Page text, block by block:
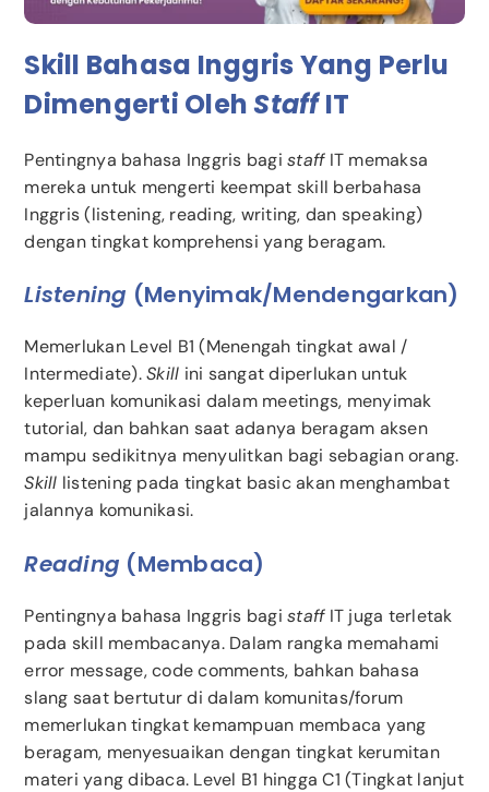
Skill Bahasa Inggris Yang Perlu
Dimengerti OlehStaffIT
Pentingnya bahasa Inggris bagistaffIT memaksa
mereka untuk mengerti keempat skill berbahasa
Inggris (listening, reading, writing, dan speaking)
dengan tingkat komprehensi yang beragam.
Listening (menyimak/mendengarkan)
Memerlukan Level B1 (Menengah tingkat awal /
Intermediate).Skill ini sangat diperlukan untuk
keperluan komunikasi dalam meetings, menyimak
tutorial, dan bahkan saat adanya beragam aksen
mampu sedikitnya menyulitkan bagi sebagian orang.
Skill listening pada tingkat basic akan menghambat
jalannya komunikasi.
Reading (membaca)
Pentingnya bahasa Inggris bagistaffIT juga terletak
pada skill membacanya. Dalam rangka memahami
error message, code comments, bahkan bahasa
slang saat bertutur di dalam komunitas/forum
memerlukan tingkat kemampuan membaca yang
beragam, menyesuaikan dengan tingkat kerumitan
materi yang dibaca. Level B1 hingga C1 (Tingkat lanjut